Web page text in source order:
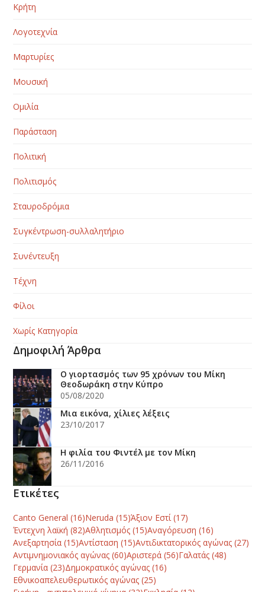
Κρήτη
Λογοτεχνία
Μαρτυρίες
Μουσική
Ομιλία
Παράσταση
Πολιτική
Πολιτισμός
Σταυροδρόμια
Συγκέντρωση-συλλαλητήριο
Συνέντευξη
Τέχνη
Φίλοι
Χωρίς Κατηγορία
Δημοφιλή Άρθρα
Ο γιορτασμός των 95 χρόνων του Μίκη
Θεοδωράκη στην Κύπρο
05/08/2020
Μια εικόνα, χίλιες λέξεις
23/10/2017
Η φιλία του Φιντέλ με τον Μίκη
26/11/2016
Ετικέτες
Canto General (16)Neruda (15)Άξιον Εστί(17)
Έντεχνη λαϊκή (82)Αθλητισμός (15)Αναγόρευση (16)
Ανεξαρτησία (15)Αντίσταση (15)Αντιδικτατορικός αγώνας (27)
Αντιμνημονιακός αγώνας (60)Αριστερά (56)Γαλατάς (48)
Γερμανία (23)Δημοκρατικός αγώνας (16)
Εθνικοαπελευθερωτικός αγώνας (25)